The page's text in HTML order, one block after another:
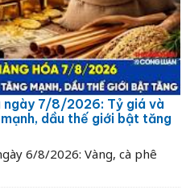
ngày 7/8/2026: Tỷ giá và
dầu thế giới bật tăng
6/8/2026: Vàng, cà phê